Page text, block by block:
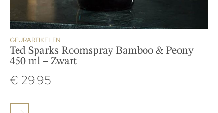
GEURARTIKELEN
Ted Sparks Roomspray Bamboo & Peony
450 ml – Zwart
€ 29.95